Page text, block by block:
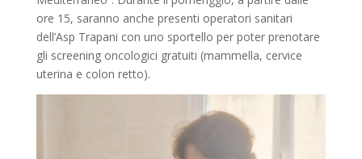
ore 15, saranno anche presenti operatori sanitari
dell’Asp Trapani con uno sportello per poter prenotare
gli screening oncologici gratuiti (mammella, cervice
uterina e colon retto).